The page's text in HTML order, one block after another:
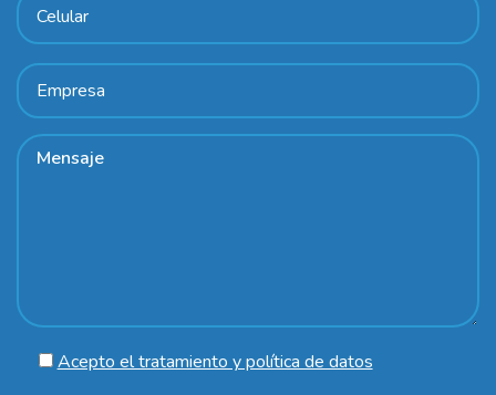
Acepto el tratamiento y política de datos